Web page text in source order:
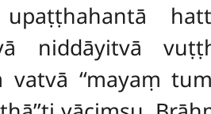
upaṭṭhahantā
niddāyitvā
vatvā ‘‘mayaṃ